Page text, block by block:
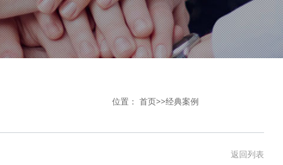
位置： 首页>>经典案例
返回列表